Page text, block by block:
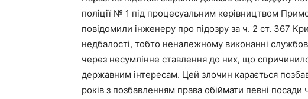
поліції № 1 під процесуальним керівництвом
повідомили інженеру про підозру за ч. 2 ст. 367
недбалості, тобто неналежному виконанні
через несумлінне ставлення до них, що
державним інтересам. Цей злочин карається
років з позбавленням права обіймати певні